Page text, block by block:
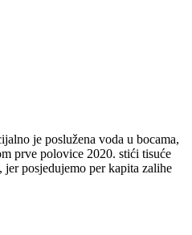
je poslužena voda u bocama,
prve polovice 2020. stići tisuće
posjedujemo per kapita zalihe